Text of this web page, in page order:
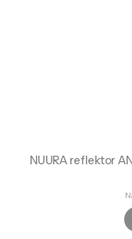
NUURA reflektor